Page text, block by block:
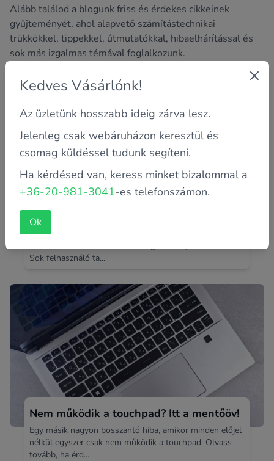
Alább találod a blogunk friss és érdekes cikkeinek
gyűjteményét, ahol alapvető számítástechnikai
trükkökkel, tippekkel, útmutatókkal, hibaelhárítással és
sok más izgalmas témával foglalkozunk.
derítsd ki az okát
Ismerős helyzet, amikor bedugod a töltőt, de az
Sok felhasználó ta...
Nem működik a touchpad? Itt a mentőöv!
Egy másik nagyon bosszantó hiba, amikor minden előjel
nélkül egyszer csak nem működik a touchpad. Olvass
tovább, ha érd...
Kedves Vásárlónk!
Az üzletünk hosszabb ideig zárva lesz.
Jelenleg csak webáruházon keresztül és
csomag küldéssel tudunk segíteni.
Ha kérdésed van, keress minket bizalommal a
+36-20-981-3041-es telefonszámon.
Ok